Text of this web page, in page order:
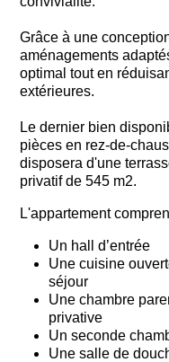
Grâce à une
aménagements
optimal tout en
extérieures.
Le dernier bien
pièces en rez-de-
disposera d'une
privatif de 545 m2.
L'appartement
Un hall d’entrée
Une cuisine
séjour
Une chambre
privative
Un seconde
Une salle de